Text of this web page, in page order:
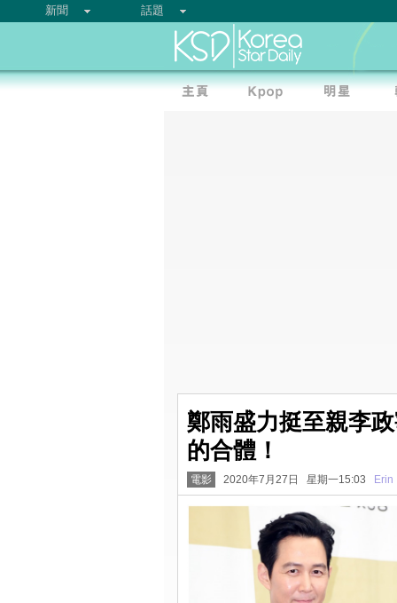
新聞 話題
鄭雨盛力挺至親李
的合體！
電影 2020年7月27日 星期一15:03 Erin